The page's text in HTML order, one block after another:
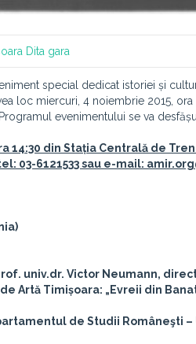
Dita gara
special dedicat istoriei și
loc miercuri, 4 noiembrie 2015, ora
evenimentului se va
14:30 din Stația Centrală de
03-6121533 sau e-mail:
univ.dr. Victor Neumann,
Artă Timișoara: „Evreii din
de Studii Româneşti